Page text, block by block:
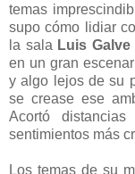
temas
supo cómo lidiar
la sala Luis Galve
en un gran
y algo lejos de su
se crease ese
Acortó
sentimientos más
Los temas de su